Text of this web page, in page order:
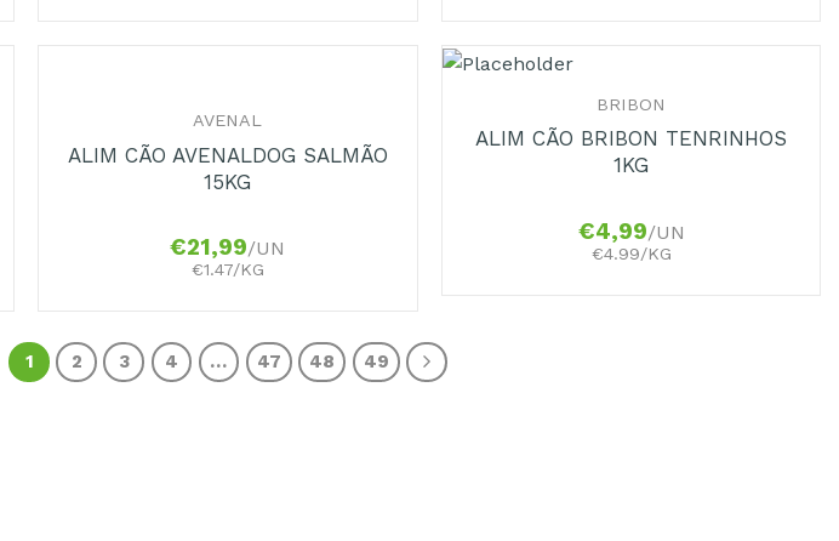
AVENAL
ALIM CÃO AVENALDOG SALMÃO
15KG
€21,99/UN
€1.47/KG
+
BRIBON
ALIM CÃO BRIBON TENRINHOS
1KG
€4,99/UN
€4.99/KG
1 2 3 4 … 47 48 49